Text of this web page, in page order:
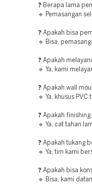
❓ Berapa lama
🔹 Pemasangan
❓ Apakah bisa
🔹 Bisa,
❓ Apakah
🔹 Ya, kami
❓ Apakah wall
🔹 Ya, khusus PVC
❓ Apakah
🔹 Ya, cat tahan
❓ Apakah tukang
🔹 Ya, tim kami
❓ Apakah bisa
🔹 Bisa, kami